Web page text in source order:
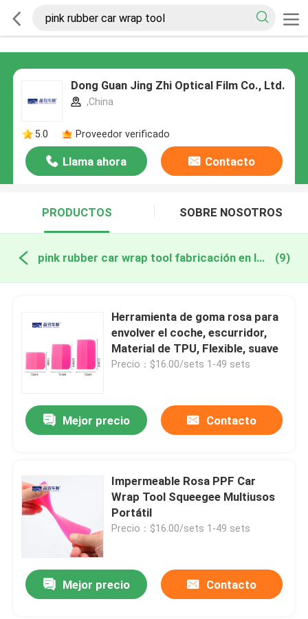
Dong Guan Jing Zhi Optical Film Co., Ltd.
,China
5.0 Proveedor verificado
Llama ahora Contacto
PRODUCTOS SOBRE NOSOTROS
pink rubber car wrap tool fabricación en línea (9)
Herramienta de goma rosa para
envolver el coche, escurridor,
Material de TPU, Flexible, suave
Precio：$16.00/sets 1-49 sets
Mejor precio Contacto
Impermeable Rosa PPF Car
Wrap Tool Squeegee Multiusos
Portátil
Precio：$16.00/sets 1-49 sets
Mejor precio Contacto